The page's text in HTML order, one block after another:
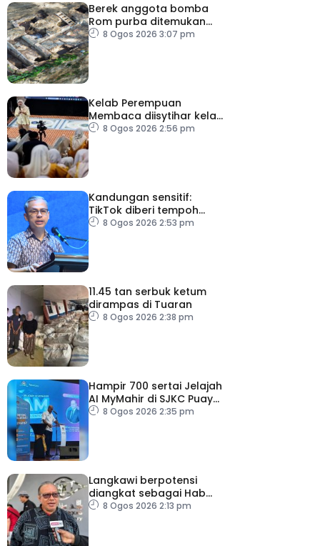
Berek anggota bomba
Rom purba ditemukan
berhampiran Colosseum
8 Ogos 2026 3:07 pm
Kelab Perempuan
Membaca diisytihar kelab
membaca terbesar di
8 Ogos 2026 2:56 pm
Kandungan sensitif:
TikTok diberi tempoh
perkukuh sistem
8 Ogos 2026 2:53 pm
11.45 tan serbuk ketum
dirampas di Tuaran
8 Ogos 2026 2:38 pm
Hampir 700 sertai Jelajah
AI MyMahir di SJKC Puay
Chai 2, terbesar setakat
8 Ogos 2026 2:35 pm
Langkawi berpotensi
diangkat sebagai Hab
Digital Art Nomad tahun
8 Ogos 2026 2:13 pm